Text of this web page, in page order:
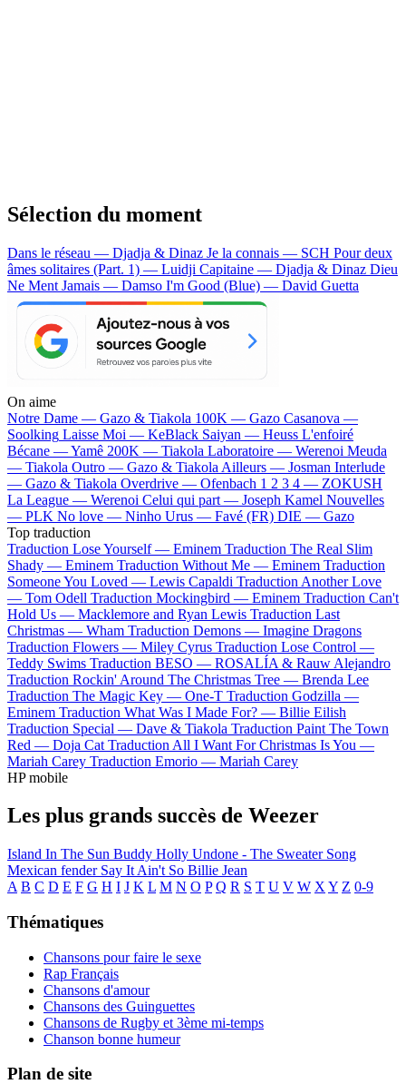
Sélection du moment
Dans le réseau — Djadja & Dinaz Je la connais — SCH Pour deux
âmes solitaires (Part. 1) — Luidji Capitaine — Djadja & Dinaz Dieu
Ne Ment Jamais — Damso I'm Good (Blue) — David Guetta
On aime
Notre Dame — Gazo & Tiakola 100K — Gazo Casanova —
Soolking Laisse Moi — KeBlack Saiyan — Heuss L'enfoiré
Bécane —Yamê 200K — Tiakola Laboratoire — Werenoi Meuda
— Tiakola Outro — Gazo & Tiakola Ailleurs — Josman Interlude
— Gazo & Tiakola Overdrive — Ofenbach 1 2 3 4 — ZOKUSH
La League — Werenoi Celui qui part — Joseph Kamel Nouvelles
— PLK No love — Ninho Urus — Favé (FR) DIE — Gazo
Top traduction
Traduction Lose Yourself — Eminem Traduction The Real Slim
Shady — Eminem Traduction Without Me — Eminem Traduction
Someone You Loved — Lewis Capaldi Traduction Another Love
— Tom Odell Traduction Mockingbird — Eminem Traduction Can't
Hold Us — Macklemore and Ryan Lewis Traduction Last
Christmas — Wham Traduction Demons — Imagine Dragons
Traduction Flowers — Miley Cyrus Traduction Lose Control —
Teddy Swims Traduction BESO — ROSALÍA & Rauw Alejandro
Traduction Rockin' Around The Christmas Tree — Brenda Lee
Traduction The Magic Key — One-T Traduction Godzilla —
Eminem Traduction What Was I Made For? — Billie Eilish
Traduction Special — Dave & Tiakola Traduction Paint The Town
Red — Doja Cat Traduction All I Want For Christmas Is You —
Mariah Carey Traduction Emorio — Mariah Carey
HP mobile
Les plus grands succès de Weezer
Island In The Sun Buddy Holly Undone - The Sweater Song
Mexican fender Say It Ain't So Billie Jean
A B C D E F G H I J K L M N O P Q R S T U V W X Y Z 0-9
Thématiques
Chansons pour faire le sexe
Rap Français
Chansons d'amour
Chansons des Guinguettes
Chansons de Rugby et 3ème mi-temps
Chanson bonne humeur
Plan de site